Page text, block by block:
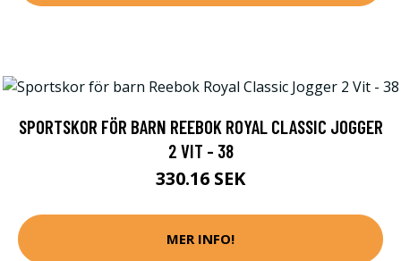
SPORTSKOR FÖR BARN REEBOK ROYAL CLASSIC JOGGER
2 VIT - 38
330.16 SEK
MER INFO!